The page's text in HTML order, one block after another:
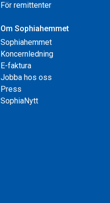
För remittenter
Om Sophiahemmet
Sophiahemmet
Koncernledning
E-faktura
Jobba hos oss
Press
SophiaNytt